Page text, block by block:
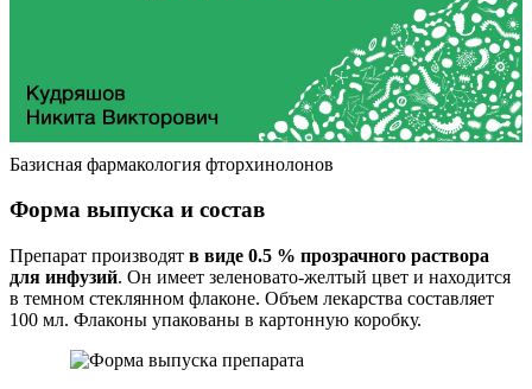
Базисная фармакология фторхинолонов
Форма выпуска и состав
Препарат производят в виде 0.5 % прозрачного раствора
для инфузий. Он имеет зеленовато-желтый цвет и находится
в темном стеклянном флаконе. Объем лекарства составляет
100 мл. Флаконы упакованы в картонную коробку.